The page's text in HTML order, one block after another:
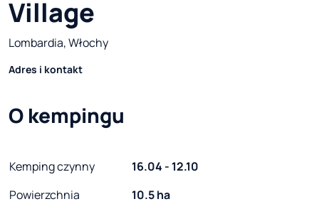
Village
Lombardia, Włochy
Adres i kontakt
O kempingu
Kemping czynny
16.04 - 12.10
Powierzchnia
10.5 ha